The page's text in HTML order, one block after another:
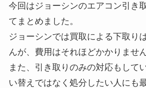
今回はジョーシンのエアコン引き
てまとめました。
ジョーシンでは買取による下取り
んが、費用はそれほどかかりません
また、引き取りのみの対応もして
い替えではなく処分したい人にも